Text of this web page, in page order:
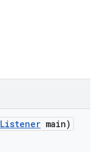
Listener main)